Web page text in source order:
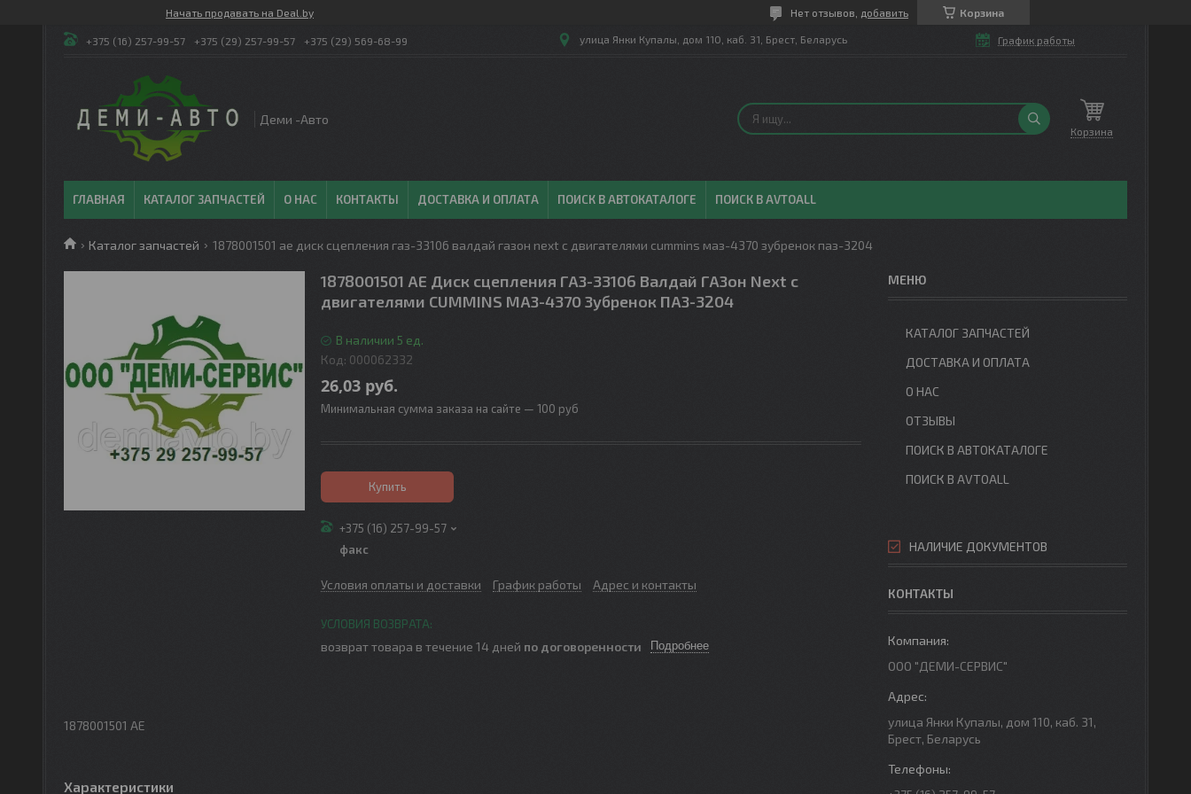
Начать продавать на Deal.by Корзина
Нет отзывов, добавить
+375 (16) 257-99-57 +375 (29) 257-99-57 +375 (29) 569-68-99 улица Янки Купалы, дом 110, каб. 31, Брест, Беларусь График работы
Деми -Авто
Корзина
ГЛАВНАЯ КАТАЛОГ ЗАПЧАСТЕЙ О НАС КОНТАКТЫ ДОСТАВКА И ОПЛАТА ПОИСК В АВТОКАТАЛОГЕ ПОИСК В AVTOALL
Каталог запчастей 1878001501 ае диск сцепления газ-33106 валдай газон next с двигателями cummins маз-4370 зубренок паз-3204
1878001501 АЕ Диск сцепления ГАЗ-33106 Валдай ГАЗон Next с
двигателями CUMMINS МАЗ-4370 Зубренок ПАЗ-3204
В наличии 5 ед.
Код: 000062332
26,03 руб.
Минимальная сумма заказа на сайте — 100 руб
Купить
+375 (16) 257-99-57
факс
Условия оплаты и доставки График работы Адрес и контакты
возврат товара в течение 14 дней по договоренности Подробнее
1878001501 АЕ
Характеристики
КАТАЛОГ ЗАПЧАСТЕЙ
ДОСТАВКА И ОПЛАТА
О НАС
ОТЗЫВЫ
ПОИСК В АВТОКАТАЛОГЕ
ПОИСК В AVTOALL
НАЛИЧИЕ ДОКУМЕНТОВ
КОНТАКТЫ
ООО "ДЕМИ-СЕРВИС"
улица Янки Купалы, дом 110, каб. 31,
Брест, Беларусь